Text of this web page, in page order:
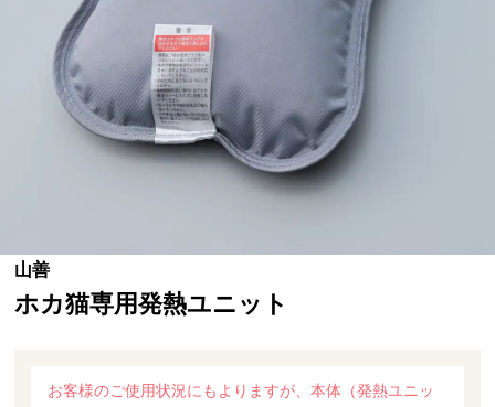
山善
ホカ猫専用発熱ユニット
お客様のご使用状況にもよりますが、本体（発熱ユニッ